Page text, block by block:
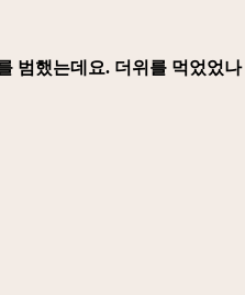
범했는데요. 더위를 먹었었